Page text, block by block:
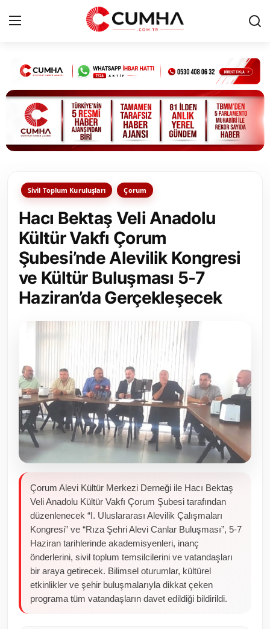
Kurumsal
Cumhurbaşkanlığı
Bakanlıklar
Siyasi Partiler
Yerel Yönetimler
Mülki İdare
Toplum ve Yaşam
Kamu Kurumları ve Üst Kurullar
Resmi Reklamlar
Sivil Toplum Kuruluşları Çorum
Hacı Bektaş Veli Anadolu
Kültür Vakfı Çorum
Şubesi’nde Alevilik Kongresi
ve Kültür Buluşması 5-7
Haziran’da Gerçekleşecek
Çorum Alevi Kültür Merkezi Derneği ile Hacı Bektaş
Veli Anadolu Kültür Vakfı Çorum Şubesi tarafından
düzenlenecek “I. Uluslararası Alevilik Çalışmaları
Kongresi” ve “Rıza Şehri Alevi Canlar Buluşması”, 5-7
Haziran tarihlerinde akademisyenleri, inanç
önderlerini, sivil toplum temsilcilerini ve vatandaşları
bir araya getirecek. Bilimsel oturumlar, kültürel
etkinlikler ve şehir buluşmalarıyla dikkat çeken
programa tüm vatandaşların davet edildiği bildirildi.